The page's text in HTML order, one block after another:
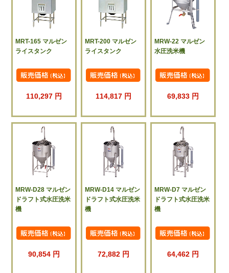
MRT-165 マルゼン
ライスタンク
110,297 円
MRT-200 マルゼン
ライスタンク
114,817 円
MRW-22 マルゼン
水圧洗米機
69,833 円
MRW-D28 マルゼン
ドラフト式水圧洗米
機
90,854 円
MRW-D14 マルゼン
ドラフト式水圧洗米
機
72,882 円
MRW-D7 マルゼン
ドラフト式水圧洗米
機
64,462 円